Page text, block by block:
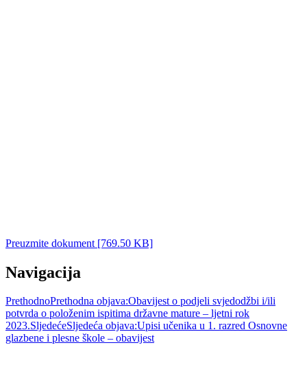
Preuzmite dokument [769.50 KB]
Navigacija
PrethodnoPrethodna objava:Obavijest o podjeli svjedodžbi i/ili
potvrda o položenim ispitima državne mature – ljetni rok
2023.SljedećeSljedeća objava:Upisi učenika u 1. razred Osnovne
glazbene i plesne škole – obavijest